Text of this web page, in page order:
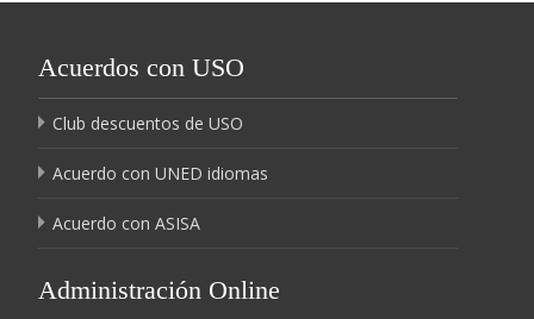
Acuerdos con USO
Club descuentos de USO
Acuerdo con UNED idiomas
Acuerdo con ASISA
Administración Online